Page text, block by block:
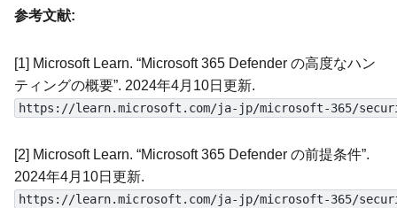
参考文献:
[1] Microsoft Learn. “Microsoft 365 Defender の高度なハン
ティングの概要”. 2024年4月10日更新.
https://learn.microsoft.com/ja-jp/microsoft-365/
[2] Microsoft Learn. “Microsoft 365 Defender の前提条件”.
2024年4月10日更新.
https://learn.microsoft.com/ja-jp/microsoft-365/